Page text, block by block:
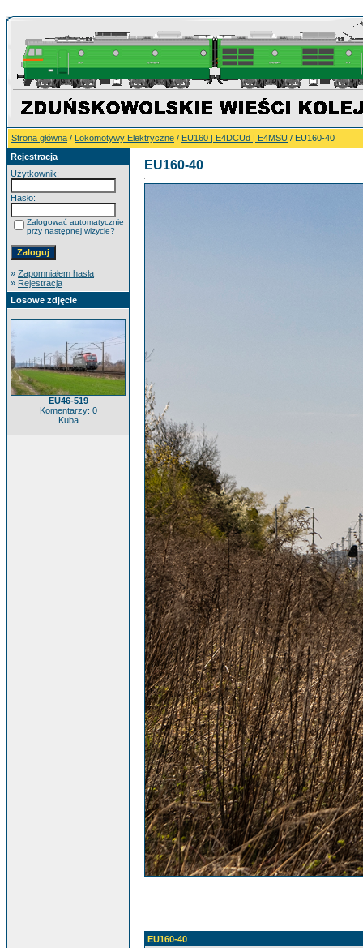
Strona główna / Lokomotywy Elektryczne / EU160 | E4DCUd | E4MSU / EU160-40
Rejestracja
Użytkownik:
Hasło:
Zalogować automatycznie
przy następnej wizycie?
» Zapomniałem hasła
» Rejestracja
Losowe zdjęcie
EU46-519
Komentarzy: 0
Kuba
EU160-40
EU160-40